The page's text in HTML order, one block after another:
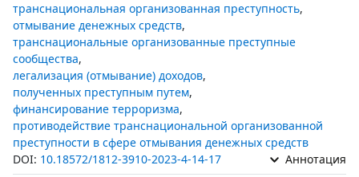
транснациональная организованная преступность,
отмывание денежных средств,
транснациональные организованные преступные
сообщества,
легализация (отмывание) доходов,
полученных преступным путем,
финансирование терроризма,
противодействие транснациональной организованной
преступности в сфере отмывания денежных средств
DOI: 10.18572/1812-3910-2023-4-14-17 Аннотация